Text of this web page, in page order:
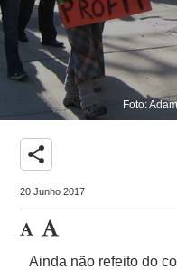
Foto:
share
20 Junho 2017
Ainda não refeito do